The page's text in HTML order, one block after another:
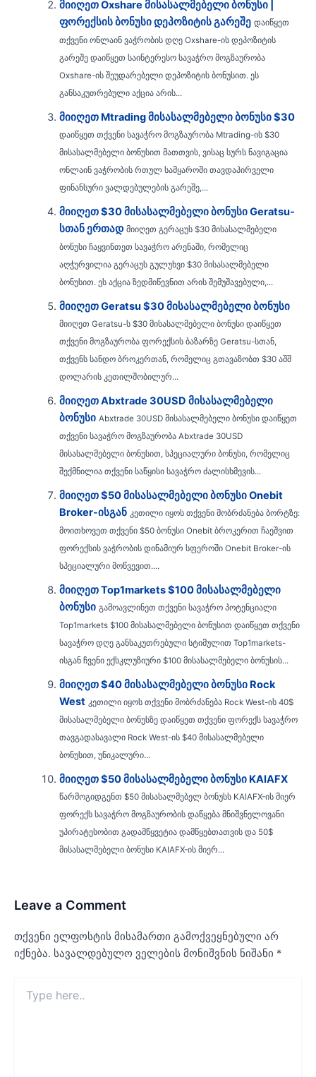
მიიღეთ Oxshare მისასალმებელი ბონუსი |
ფორექსის ბონუსი დეპოზიტის გარეშე დაიწყეთ
თქვენი ონლაინ ვაჭრობის დღე Oxshare-ის დეპოზიტის
გარეშე დაიწყეთ საინტერესო სავაჭრო მოგზაურობა
Oxshare-ის შეუდარებელი დეპოზიტის ბონუსით. ეს
განსაკუთრებული აქცია არის...
მიიღეთ Mtrading მისასალმებელი ბონუსი $30
დაიწყეთ თქვენი სავაჭრო მოგზაურობა Mtrading-ის $30
მისასალმებელი ბონუსით მათთვის, ვისაც სურს ნავიგაცია
ონლაინ ვაჭრობის რთულ სამყაროში თავდაპირველი
ფინანსური ვალდებულების გარეშე,...
მიიღეთ $30 მისასალმებელი ბონუსი Geratsu-
სთან ერთად მიიღეთ გერაცუს $30 მისასალმებელი
ბონუსი ჩაყვინთეთ სავაჭრო არენაში, რომელიც
აღჭურვილია გერაცუს გულუხვი $30 მისასალმებელი
ბონუსით. ეს აქცია ზედმიწევნით არის შემუშავებული,...
მიიღეთ Geratsu $30 მისასალმებელი ბონუსი
მიიღეთ Geratsu-ს $30 მისასალმებელი ბონუსი დაიწყეთ
თქვენი მოგზაურობა ფორექსის ბაზარზე Geratsu-სთან,
თქვენს სანდო ბროკერთან, რომელიც გთავაზობთ $30 აშშ
დოლარის კეთილშობილურ...
მიიღეთ Abxtrade 30USD მისასალმებელი
ბონუსი Abxtrade 30USD მისასალმებელი ბონუსი დაიწყეთ
თქვენი სავაჭრო მოგზაურობა Abxtrade 30USD
მისასალმებელი ბონუსით, სპეციალური ბონუსი, რომელიც
შექმნილია თქვენი საწყისი სავაჭრო ძალისხმევის...
მიიღეთ $50 მისასალმებელი ბონუსი Onebit
Broker-ისგან კეთილი იყოს თქვენი მობრძანება ბორტზე:
მოითხოვეთ თქვენი $50 ბონუსი Onebit ბროკერით ჩაეშვით
ფორექსის ვაჭრობის დინამიურ სფეროში Onebit Broker-ის
სპეციალური მოწვევით....
მიიღეთ Top1markets $100 მისასალმებელი
ბონუსი გამოავლინეთ თქვენი სავაჭრო პოტენციალი
Top1markets $100 მისასალმებელი ბონუსით დაიწყეთ თქვენი
სავაჭრო დღე განსაკუთრებული სტიმულით Top1markets-
ისგან ჩვენი ექსკლუზიური $100 მისასალმებელი ბონუსის...
მიიღეთ $40 მისასალმებელი ბონუსი Rock
West კეთილი იყოს თქვენი მობრძანება Rock West-ის 40$
მისასალმებელი ბონუსზე დაიწყეთ თქვენი ფორექს სავაჭრო
თავგადასავალი Rock West-ის $40 მისასალმებელი
ბონუსით, უნიკალური...
მიიღეთ $50 მისასალმებელი ბონუსი KAIAFX
წარმოგიდგენთ $50 მისასალმებელ ბონუსს KAIAFX-ის მიერ
ფორექს სავაჭრო მოგზაურობის დაწყება მნიშვნელოვანი
უპირატესობით გადამწყვეტია დამწყებთათვის და 50$
მისასალმებელი ბონუსი KAIAFX-ის მიერ...
Leave a Comment
თქვენი ელფოსტის მისამართი გამოქვეყნებული არ
იქნება. სავალდებულო ველების მონიშვნის ნიშანი *
here..